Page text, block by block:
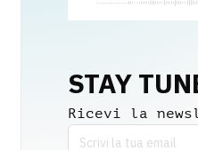
STAY
Ricevi la